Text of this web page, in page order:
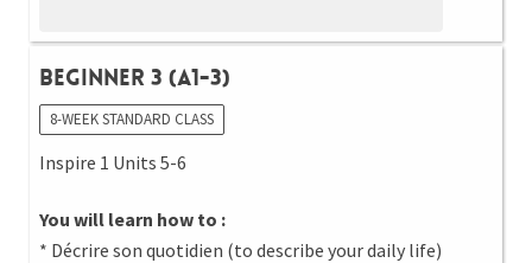
Beginner 3 (A1-3)
8-WEEK STANDARD CLASS
Inspire 1 Units 5-6
You will learn how to :
* Décrire son quotidien (to describe your daily life)